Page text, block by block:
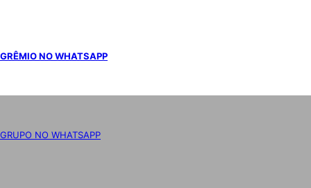
GRÊMIO NO WHATSAPP
GRUPO NO WHATSAPP